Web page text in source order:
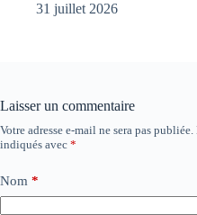
31 juillet 2026
Laisser un commentaire
Votre adresse e-mail ne sera pas publiée.
indiqués avec *
Nom *